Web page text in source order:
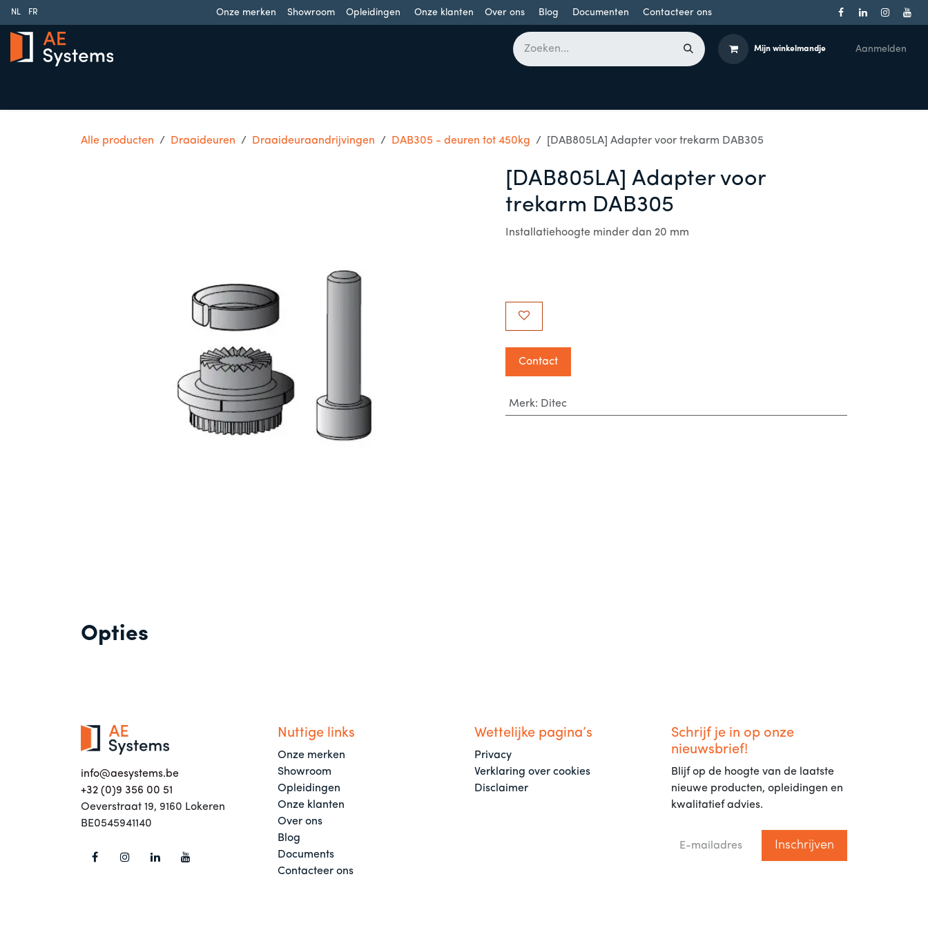
Overslaan naar inhoud
NL FR Onze merken Showroom Opleidingen Onze klanten Over ons Blog Documenten Contacteer ons
Mijn winkelmandje Aanmelden
Alle producten Draaideuren Draaideuraandrijvingen DAB305 - deuren tot 450kg [DAB805LA] Adapter voor trekarm DAB305
[DAB805LA] Adapter voor
trekarm DAB305
Installatiehoogte minder dan 20 mm
Contact
Merk: Ditec
Opties
info@aesystems.be
+32 (0)9 356 00 51
Oeverstraat 19, 9160 Lokeren
BE0545941140
Nuttige links
Onze merken
Showroom
Opleidingen
Onze klanten
Over ons
Blog
Documents
Contacteer ons
Wettelijke pagina’s
Privacy
Verklaring over cookies
Disclaimer
Schrijf je in op onze
nieuwsbrief!
Blijf op de hoogte van de laatste
nieuwe producten, opleidingen en
kwalitatief advies.
Inschrijven